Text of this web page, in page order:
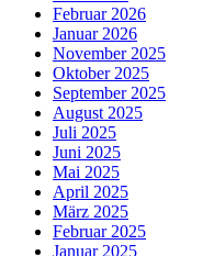
Februar 2026
Januar 2026
November 2025
Oktober 2025
September 2025
August 2025
Juli 2025
Juni 2025
Mai 2025
April 2025
März 2025
Februar 2025
Januar 2025